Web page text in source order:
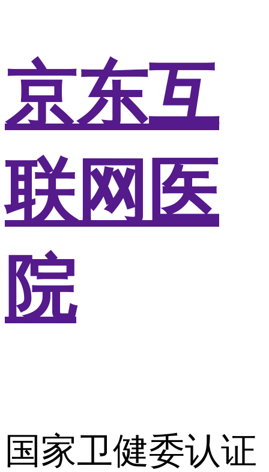
京东互
联网医
院
国家卫健委认证